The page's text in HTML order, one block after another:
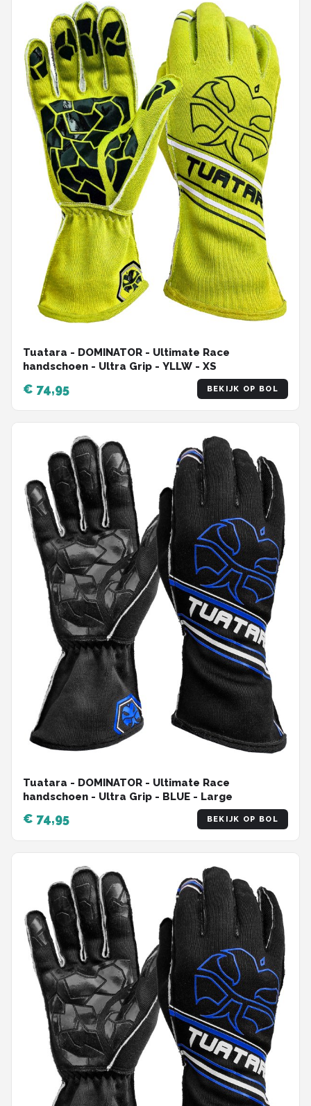
Tuatara - DOMINATOR - Ultimate Race
handschoen - Ultra Grip - YLLW - XS
€ 74,95 BEKIJK OP BOL
Tuatara - DOMINATOR - Ultimate Race
handschoen - Ultra Grip - BLUE - Large
€ 74,95 BEKIJK OP BOL